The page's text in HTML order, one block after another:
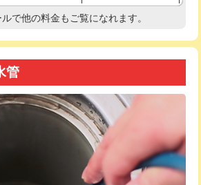
ング鋼管・銅
用/3ｍまで)
44,000円
ング鋼管・銅
/3ｍ超え)
+8,800円
・埋め戻し作
11,000円~
現地調査
で
3m超え +3,300円
33,000円
8,800円
で他の料金もご覧になれます。
管